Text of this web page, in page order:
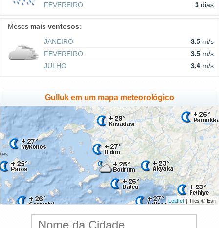
FEVEREIRO
3 dias
Meses mais ventosos:
JANEIRO
3.5 m/s
FEVEREIRO
3.5 m/s
JULHO
3.4 m/s
Gulluk em um mapa meteorológico
Leaflet | Tiles © Esri